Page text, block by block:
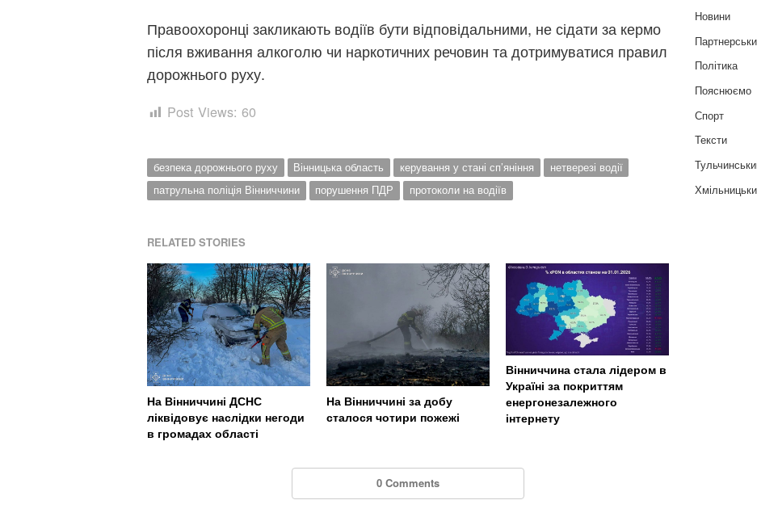
Правоохоронці закликають водіїв бути відповідальними, не сідати за кермо
після вживання алкоголю чи наркотичних речовин та дотримуватися правил
дорожнього руху.
Post Views: 60
безпека дорожнього руху Вінницька область керування у стані сп’яніння
нетверезі водії
патрульна поліція Вінниччини
порушення ПДР протоколи на водіїв
RELATED STORIES
На Вінниччині ДСНС
ліквідовує наслідки негоди
в громадах області
На Вінниччині за добу
сталося чотири пожежі
Вінниччина стала лідером в
Україні за покриттям
енергонезалежного
інтернету
0 Comments
Новини
Політика
Пояснюємо
Спорт
Тексти